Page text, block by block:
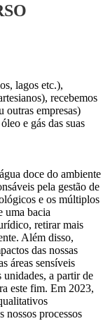
lagos etc.),
recebemos
outras empresas)
e gás das suas
doce do ambiente
pela gestão de
e os múltiplos
uma bacia
retirar mais
Além disso,
das nossas
áreas sensíveis
unidades, a partir de
este fim. Em 2023,
nossos processos